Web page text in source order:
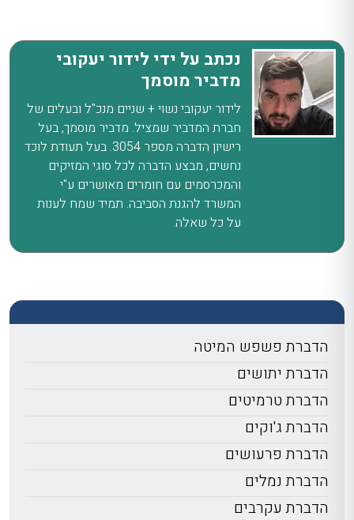
נכתב על ידי לידור יעקובי
מדביר מוסמך
לידור יעקובי נשוי + שניים מנכ"ל ובעלים של
חברת המדביר שמציל. מדביר מוסמך, בעל
רישיון הדברה מספר 3054. בעל תעודת לוכד
נחשים, מבצע הדברה לכל סוגי המזיקים
והמכרסמים עם חומרים מאושרים ע"י
המשרד להגנת הסביבה. תמיד שמח לענות
על כל שאלה.
הדברת פשפש המיטה
הדברת יתושים
הדברת טרמיטים
הדברת ג'וקים
הדברת פרעושים
הדברת נמלים
הדברת עקרבים